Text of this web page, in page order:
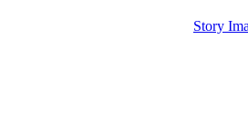
Story